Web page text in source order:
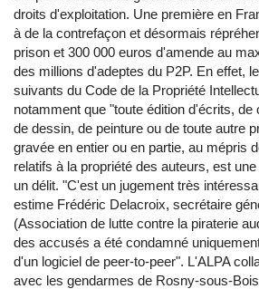
droits d'exploitation. Une première en
à de la contrefaçon et désormais
prison et 300 000 euros d'amende au
des millions d'adeptes du P2P. En effet,
suivants du Code de la Propriété
notamment que "toute édition d'écrits,
de dessin, de peinture ou de toute autre
gravée en entier ou en partie, au mépris
relatifs à la propriété des auteurs, est
un délit. "C'est un jugement très
estime Frédéric Delacroix, secrétaire
(Association de lutte contre la piraterie
des accusés a été condamné
d'un logiciel de peer-to-peer". L'ALPA
avec les gendarmes de Rosny-sous-